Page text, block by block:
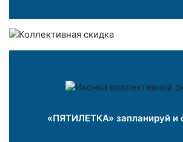
«ПЯТИЛЕТКА» запланируй и